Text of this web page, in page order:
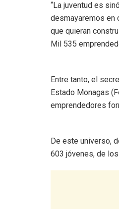
“La juventud es
desmayaremos en
que quieran
Mil 535
Entre tanto, el
Estado Monagas
emprendedores
De este universo,
603 jóvenes, de